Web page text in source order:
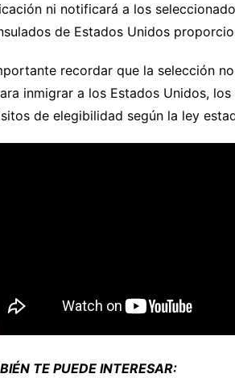
ni notificará a los
de Estados Unidos
recordar que la selección
inmigrar a los Estados Unidos,
de elegibilidad según la ley
TE PUEDE INTERESAR: